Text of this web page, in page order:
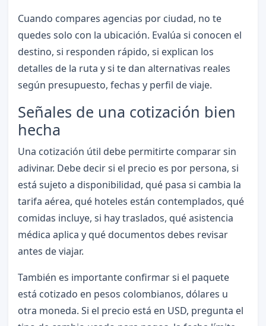
Cuando compares agencias por ciudad, no te
quedes solo con la ubicación. Evalúa si conocen el
destino, si responden rápido, si explican los
detalles de la ruta y si te dan alternativas reales
según presupuesto, fechas y perfil de viaje.
Señales de una cotización bien
hecha
Una cotización útil debe permitirte comparar sin
adivinar. Debe decir si el precio es por persona, si
está sujeto a disponibilidad, qué pasa si cambia la
tarifa aérea, qué hoteles están contemplados, qué
comidas incluye, si hay traslados, qué asistencia
médica aplica y qué documentos debes revisar
antes de viajar.
También es importante confirmar si el paquete
está cotizado en pesos colombianos, dólares u
otra moneda. Si el precio está en USD, pregunta el